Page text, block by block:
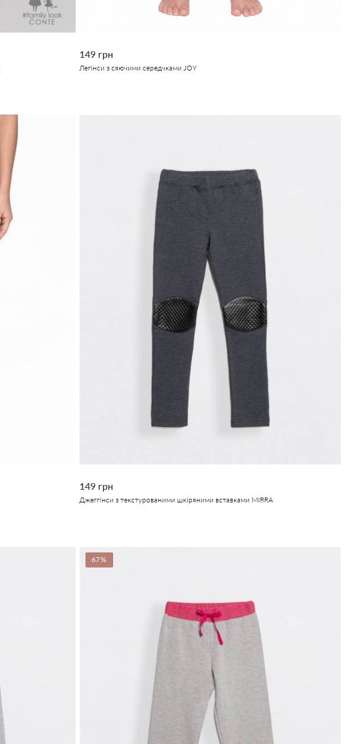
149 грн
Легінси з сяючими середчками JOY
149 грн
Джеггінси з текстурованими шкіряними вставками MIRRA
67%